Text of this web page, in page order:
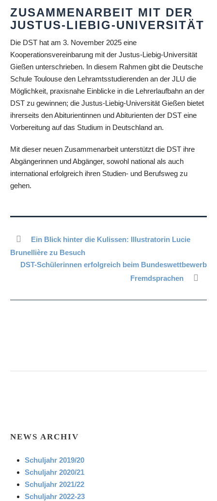
ZUSAMMENARBEIT MIT DER
JUSTUS-LIEBIG-UNIVERSITÄT
Die DST hat am 3. November 2025 eine
Kooperationsvereinbarung mit der Justus-Liebig-Universität
Gießen unterschrieben. In diesem Rahmen gibt die Deutsche
Schule Toulouse den Lehramtsstudierenden an der JLU die
Möglichkeit, praxisnahe Einblicke in die Lehrerlaufbahn an der
DST zu gewinnen; die Justus-Liebig-Universität Gießen bietet
ihrerseits den Abiturientinnen und Abiturienten der DST eine
Vorbereitung auf das Studium in Deutschland an.
Mit dieser neuen Zusammenarbeit unterstützt die DST ihre
Abgängerinnen und Abgänger, sowohl national als auch
international erfolgreich ihren Studien- und Berufsweg zu
gehen.
Ein Blick hinter die Kulissen: Illustratorin Lucie
Brunellière zu Besuch
DST-Schülerinnen erfolgreich beim Bundeswettbewerb
Fremdsprachen
NEWS ARCHIV
Schuljahr 2019/20
Schuljahr 2020/21
Schuljahr 2021/22
Schuljahr 2022-23